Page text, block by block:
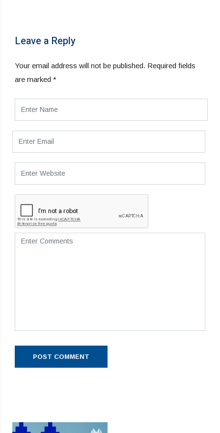
Leave a Reply
Your email address will not be published. Required fields
are marked *